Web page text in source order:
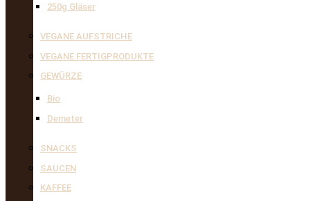
250g Gläser
VEGANE AUFSTRICHE
VEGANE FERTIGPRODUKTE
GEWÜRZE
Bio
Demeter
SNACKS
SAUCEN
KAFFEE